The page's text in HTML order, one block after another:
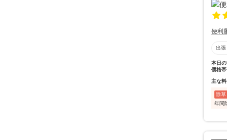
便利
出張
本日
価格帯
主な
除
年間